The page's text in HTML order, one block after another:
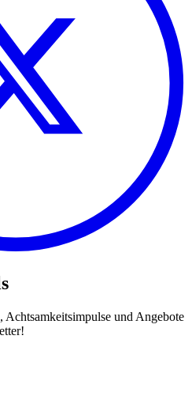
Achtsamkeitsimpulse und Angebote